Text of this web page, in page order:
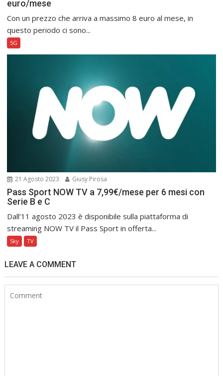
euro/mese
Con un prezzo che arriva a massimo 8 euro al mese, in
questo periodo ci sono...
5G
21 Agosto 2023 Giusy Pirosa
Pass Sport NOW TV a 7,99€/mese per 6 mesi con
Serie B e C
Dall’11 agosto 2023 è disponibile sulla piattaforma di
streaming NOW TV il Pass Sport in offerta...
Sky TV
LEAVE A COMMENT